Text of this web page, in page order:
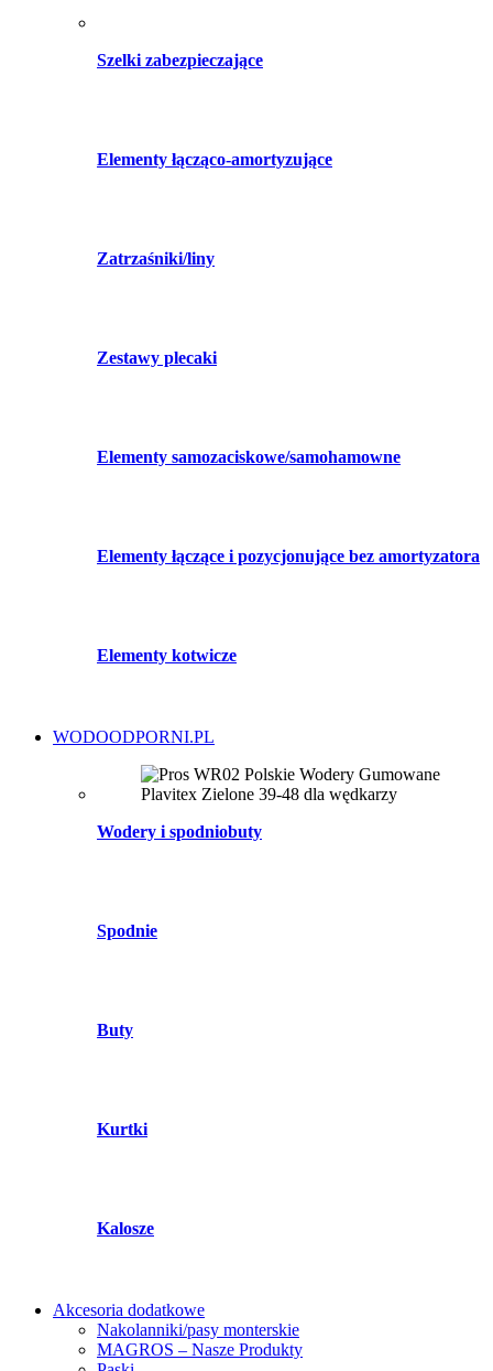
Szelki zabezpieczające
Elementy łącząco-amortyzujące
Zatrzaśniki/liny
Zestawy plecaki
Elementy samozaciskowe/samohamowne
Elementy łączące i pozycjonujące bez amortyzatora
Elementy kotwicze
WODOODPORNI.PL
Wodery i spodniobuty
Spodnie
Buty
Kurtki
Kalosze
Akcesoria dodatkowe
Nakolanniki/pasy monterskie
MAGROS – Nasze Produkty